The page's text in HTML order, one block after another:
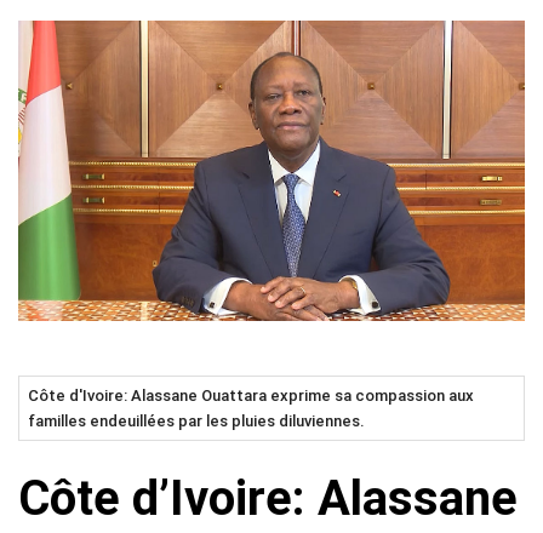
Côte d'Ivoire: Alassane Ouattara exprime sa compassion aux
familles endeuillées par les pluies diluviennes.
Côte d’Ivoire: Alassane